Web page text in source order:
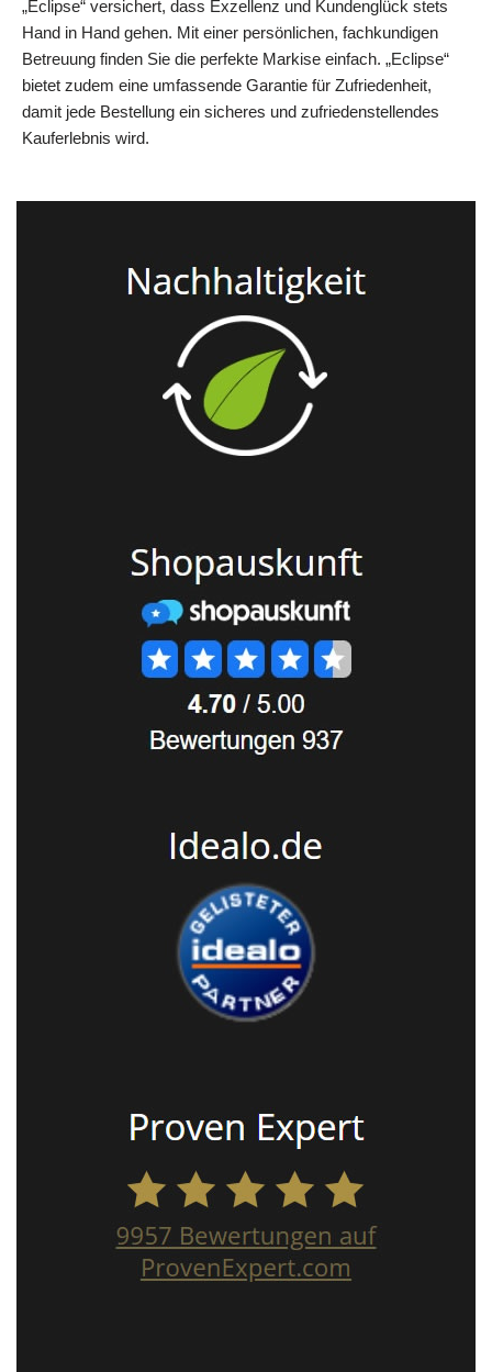
„Eclipse“ versichert, dass Exzellenz und Kundenglück stets
Hand in Hand gehen. Mit einer persönlichen, fachkundigen
Betreuung finden Sie die perfekte Markise einfach. „Eclipse“
bietet zudem eine umfassende Garantie für Zufriedenheit,
damit jede Bestellung ein sicheres und zufriedenstellendes
Kauferlebnis wird.